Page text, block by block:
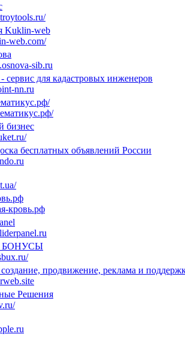
Kuklin-web
web.com/
sib.ru
сервис для кадастровых инженеров
nn.ru
бизнес
бесплатных объявлений России
кровь.рф
продвижение, реклама и
Решения